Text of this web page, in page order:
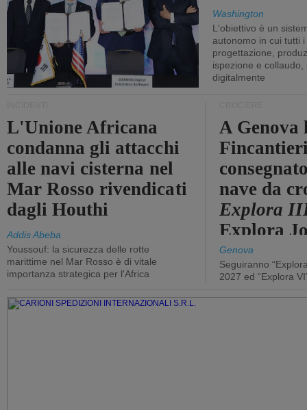
Washington
L'obiettivo è un
autonomo in cui tutti
progettazione,
ispezione e collaudo,
digitalmente
L'Unione Africana
condanna gli attacchi
alle navi cisterna nel
Mar Rosso rivendicati
dagli Houthi
Addis Abeba
Youssouf: la sicurezza delle rotte
marittime nel Mar Rosso è di vitale
importanza strategica per l'Africa
A Genova
nave da
Explora
Explora
Genova
Seguiranno
2027 ed “Explora